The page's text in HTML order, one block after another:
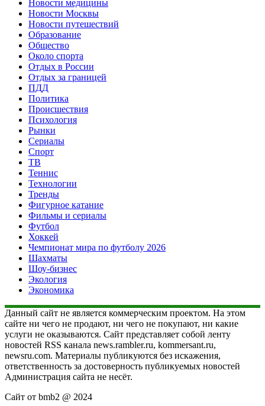
Новости медицины
Новости Москвы
Новости путешествий
Образование
Общество
Около спорта
Отдых в России
Отдых за границей
ПДД
Политика
Происшествия
Психология
Рынки
Сериалы
Спорт
ТВ
Теннис
Технологии
Тренды
Фигурное катание
Фильмы и сериалы
Футбол
Хоккей
Чемпионат мира по футболу 2026
Шахматы
Шоу-бизнес
Экология
Экономика
Данный сайт не является коммерческим проектом. На этом
сайте ни чего не продают, ни чего не покупают, ни какие
услуги не оказываются. Сайт представляет собой ленту
новостей RSS канала news.rambler.ru, kommersant.ru,
newsru.com. Материалы публикуются без искажения,
ответственность за достоверность публикуемых новостей
Администрация сайта не несёт.
Сайт от bmb2 @ 2024